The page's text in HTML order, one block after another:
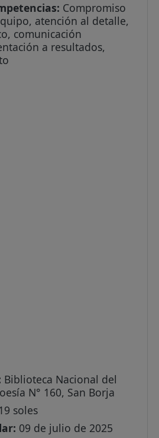
Compromiso
atención al detalle,
comunicación
a resultados,
Biblioteca Nacional del
N° 160, San Borja
soles
09 de julio de 2025